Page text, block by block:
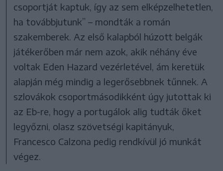
csoportját kaptuk, így az sem elképzelhetetlen,
ha továbbjutunk” – mondták a román
szakemberek. Az első kalapból húzott belgák
játékerőben már nem azok, akik néhány éve
voltak Eden Hazard vezérletével, ám keretük
alapján még mindig a legerősebbnek tűnnek. A
szlovákok csoportmásodikként úgy jutottak ki
az Eb-re, hogy a portugálok alig tudták őket
legyőzni, olasz szövetségi kapitányuk,
Francesco Calzona pedig rendkívül jó munkát
végez.